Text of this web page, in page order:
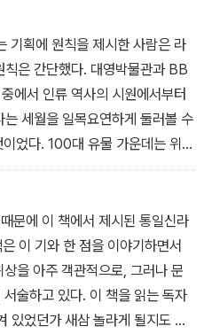
큐레이터뿐 아니라 전 세계의
국가의 유물과 관습에 대해 말
으로부터 현대의 휴대용 발전기
환경을 어떻게 극복했으며, 또한
구한 고고학, 인류학 연구의 금자
기획에 원칙을 제시한 사람은 라
은 간단했다. 대영박물관과 BB
에서 인류 역사의 시원에서부터
세월을 일목요연하게 둘러볼 수
었다. 100대 유물 가운데는 위대
하던 평범한 물건들도 포함됐다.
문에 이 책에서 제시된 통일신라
이 기와 한 점을 이야기하면서
을 아주 객관적으로, 그러나 문
술하고 있다. 이 책을 읽는 독자
있었던가 새삼 놀라게 될지도 모